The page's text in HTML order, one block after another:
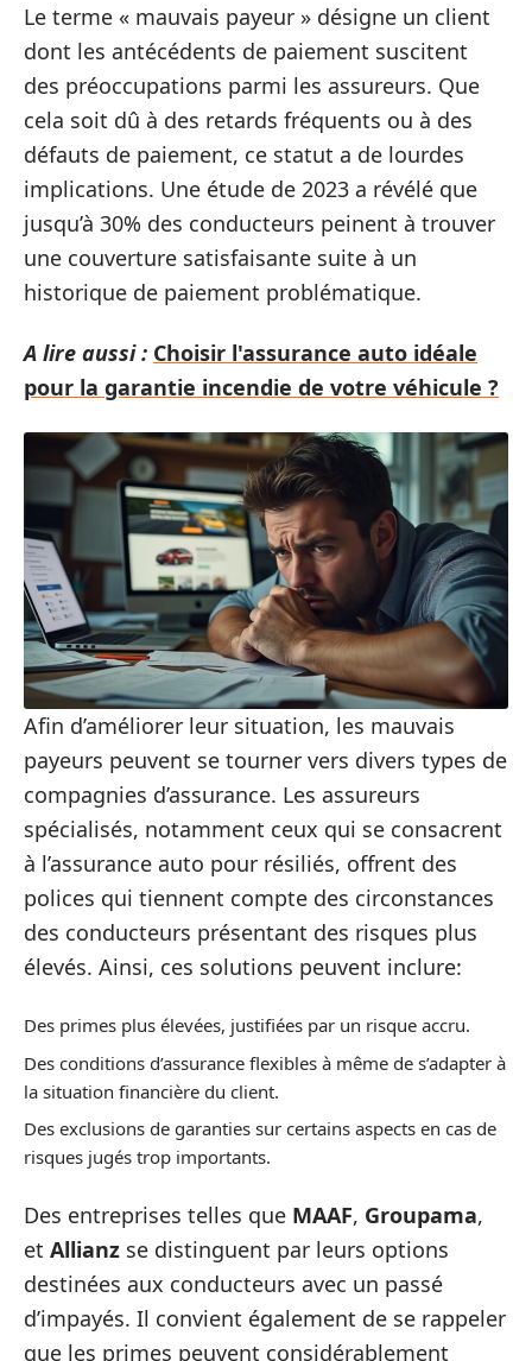
Le terme « mauvais payeur » désigne un client
dont les antécédents de paiement suscitent
des préoccupations parmi les assureurs. Que
cela soit dû à des retards fréquents ou à des
défauts de paiement, ce statut a de lourdes
implications. Une étude de 2023 a révélé que
jusqu’à 30% des conducteurs peinent à trouver
une couverture satisfaisante suite à un
historique de paiement problématique.
A lire aussi : Choisir l'assurance auto idéale
pour la garantie incendie de votre véhicule ?
Afin d’améliorer leur situation, les mauvais
payeurs peuvent se tourner vers divers types de
compagnies d’assurance. Les assureurs
spécialisés, notamment ceux qui se consacrent
à l’assurance auto pour résiliés, offrent des
polices qui tiennent compte des circonstances
des conducteurs présentant des risques plus
élevés. Ainsi, ces solutions peuvent inclure:
Des primes plus élevées, justifiées par un risque accru.
Des conditions d’assurance flexibles à même de s’adapter à
la situation financière du client.
Des exclusions de garanties sur certains aspects en cas de
risques jugés trop importants.
Des entreprises telles que MAAF, Groupama,
et Allianz se distinguent par leurs options
destinées aux conducteurs avec un passé
d’impayés. Il convient également de se rappeler
que les primes peuvent considérablement